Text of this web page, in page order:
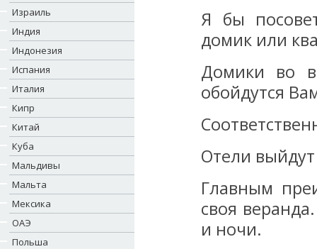
Израиль
Индия
Индонезия
Испания
Италия
Кипр
Китай
Куба
Мальдивы
Мальта
Мексика
ОАЭ
Польша
Я бы
домик или
Домики во
обойдутся
Отели
Главным
своя
и ночи.